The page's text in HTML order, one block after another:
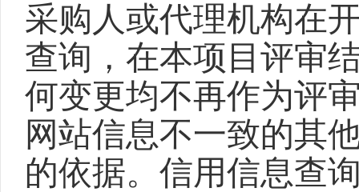
采购人或代理机构在
查询，在本项目评审
何变更均不再作为评
网站信息不一致的其
的依据。信用信息查